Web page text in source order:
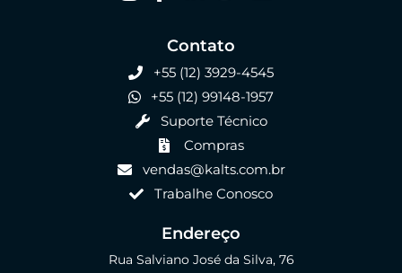
Contato
+55 (12) 3929-4545
+55 (12) 99148-1957
Suporte Técnico
Compras
vendas@kalts.com.br
Trabalhe Conosco
Endereço
Rua Salviano José da Silva, 76